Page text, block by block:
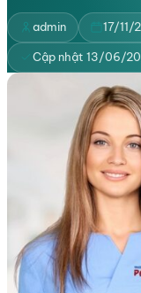
admin 17/11/
Cập nhật 13/06/